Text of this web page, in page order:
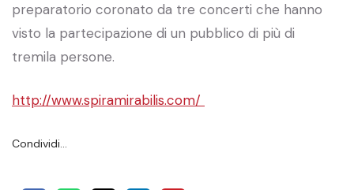
preparatorio coronato da tre concerti che hanno
visto la partecipazione di un pubblico di più di
tremila persone.
http://www.spiramirabilis.com/
Condividi…